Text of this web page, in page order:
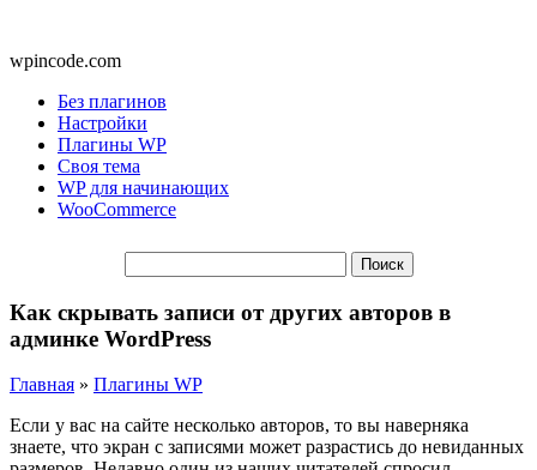
wpincode.com
Без плагинов
Настройки
Плагины WP
Своя тема
WP для начинающих
WooCommerce
Как скрывать записи от других авторов в
админке WordPress
Главная » Плагины WP
Если у вас на сайте несколько авторов, то вы наверняка
знаете, что экран с записями может разрастись до невиданных